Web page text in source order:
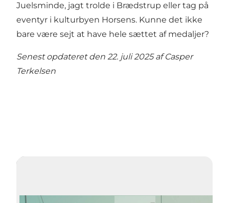
Juelsminde, jagt trolde i Brædstrup eller tag på
eventyr i kulturbyen Horsens. Kunne det ikke
bare være sejt at have hele sættet af medaljer?
Senest opdateret den 22. juli 2025 afCasper
Terkelsen